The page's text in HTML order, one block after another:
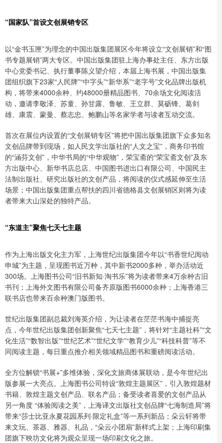
“国家队”首设文创展销专区
以“金书玉匣”为理念的中国出版集团展区今年将设立“文创展销”和“图
书专题展销”两大专区。中国出版集团驻上海办事处主任、东方出版
中心党委书记、执行董事陈义望介绍，本届上海书展，中国出版集
团组织旗下23家“人民牌”“中字头”“新华系”“老字号”文化品牌出版机
构，将带来4000余种、约48000册精品图书、70余场文化阅读活
动，邀请李敬泽、苏童、孙甘露、鲁敏、王立群、莫砺锋、葛剑
雄、康震、蒙曼、蔡志忠、鲍鹏山等名家学者与读者互动交流。
首次在展位内设置的“文创展销专区”将把中国出版集团旗下众多知名
文创品牌带到现场，如人民文学出版社的“人文之宝”，商务印书馆
的“涵芬文创”，中华书局的“中华观物”，荣宝斋的“荣宝斋文创”及东
方出版中心、新华书店总店、中国图书进出口有限公司、中国民主
法制出版社、研究出版社的文创产品，将阅读的仪式感延伸至生活
场景；中国出版集团重点帮扶的四川省德格县文创展销区则将为读
者带来大山深处的独特产品。
“东道主”聚焦七天七主题
作为上海出版文化主力军，上海世纪出版集团今年以“书香世纪阅动
申城”为主题，呈现图书近万种，其中新书2000多种，举办活动近
300场。上海图书公司“旧书新知·淘书乐”将为读者带来4万余种古旧
书刊；上海外文图书有限公司备齐原版图书6000余种；上海香港三
联书店也带来百余种澳门版图书。
世纪出版集团副总裁刘海英介绍，为让读者在茫茫书海中捕捉亮
点，今年世纪出版集团创新聚焦“七天七主题”，将针对“主题社科”“文
化生活”“数智出版”“世纪艺术”“世纪文学”“教育少儿”“科技科普”等不
同阅读主题，每日重点推介相关领域精品图书和重磅阅读活动。
全方位解锁“书展+”多维体验，深化文旅商体展联动，是今年世纪出
版参展一大亮点。上海图书公司特设“敦煌主题展区”，引入敦煌题材
书籍、敦煌主题文创产品、联名产品；备受读者喜爱的文创产品从
另一角度 “体验阅读之美”，上海译文出版社文创品牌“七海制造局”将
带来“莎士比亚永夏花园系列·限定礼盒”等一系列新品；朵云轩将带
来文玩、茶器、雅器、礼品，“朵云小团扇”新样式上架；上海印刷集
团旗下映坊文化将为观众呈现一场印刷文化之旅。